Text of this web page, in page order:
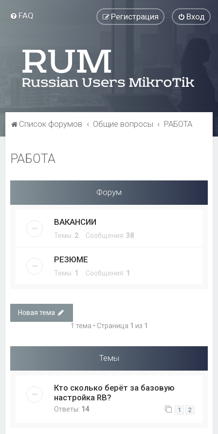
FAQ Вход
Регистрация
Список форумов Общие вопросы РАБОТА
РАБОТА
Форум
ВАКАНСИИ
Темы: 2Сообщения: 38
РЕЗЮМЕ
Темы: 1 Сообщения: 1
Новая тема
1 тема • Страница 1 из 1
Темы
Кто сколько берёт за базовую
настройка RB?
Ответы: 14 1 2